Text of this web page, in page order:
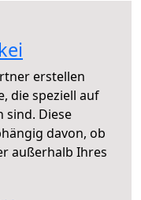
erstellen
die speziell auf
sind. Diese
davon, ob
außerhalb Ihres